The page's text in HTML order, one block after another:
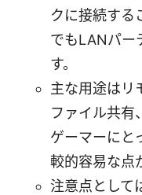
クに接続する
でもLANパー
す。
主な用途はリ
ファイル共有
ゲーマーにと
較的容易な点
注意点として